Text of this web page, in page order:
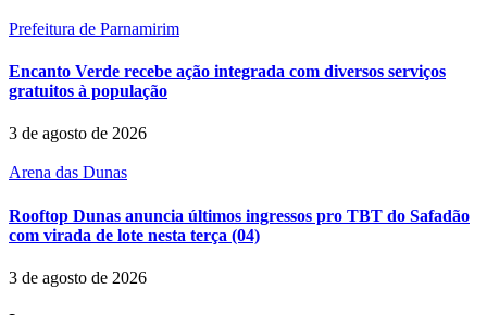
Prefeitura de Parnamirim
Encanto Verde recebe ação integrada com diversos serviços
gratuitos à população
3 de agosto de 2026
Arena das Dunas
Rooftop Dunas anuncia últimos ingressos pro TBT do Safadão
com virada de lote nesta terça (04)
3 de agosto de 2026